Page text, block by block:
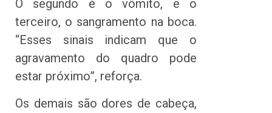
O segundo é o vômito, e o
terceiro, o sangramento na boca.
“Esses sinais indicam que o
agravamento do quadro pode
estar próximo”, reforça.
Os demais são dores de cabeça,